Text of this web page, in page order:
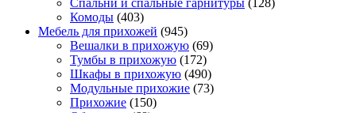
Спальни и спальные гарнитуры (128)
Комоды (403)
Мебель для прихожей (945)
Вешалки в прихожую (69)
Тумбы в прихожую (172)
Шкафы в прихожую (490)
Модульные прихожие (73)
Прихожие (150)